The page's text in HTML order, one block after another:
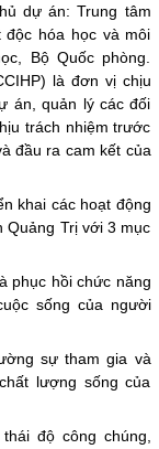
dự án: Trung tâm
độc hóa học và môi
Bộ Quốc phòng.
là đơn vị chịu
án, quản lý các đối
trách nhiệm trước
đầu ra cam kết của
khai các hoạt động
Quảng Trị với 3 mục
phục hồi chức năng
sống của người
sự tham gia và
lượng sống của
độ công chúng,